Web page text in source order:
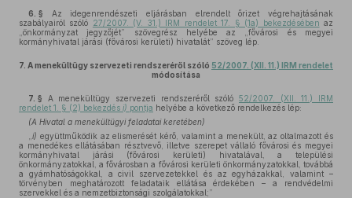
6. § Az idegenrendészeti eljárásban elrendelt őrizet végrehajtásának
szabályairól szóló 27/2007. (V. 31.) IRM rendelet 17. § (1a) bekezdésében az
„önkormányzat jegyzőjét” szövegrész helyébe az „fővárosi és megyei
kormányhivatal járási (fővárosi kerületi) hivatalát” szöveg lép.
7. A menekültügy szervezeti rendszeréről szóló 52/2007. (XII. 11.) IRM rendelet
módosítása
7. § A menekültügy szervezeti rendszeréről szóló 52/2007. (XII. 11.) IRM
rendelet 1. § (2) bekezdés i) pontja helyébe a következő rendelkezés lép:
(A Hivatal a menekültügyi feladatai keretében)
i) együttműködik az elismerését kérő, valamint a menekült, az oltalmazott és
a menedékes ellátásában résztvevő, illetve szerepet vállaló fővárosi és megyei
kormányhivatal járási (fővárosi kerületi) hivatalával, a települési
önkormányzatokkal, a fővárosban a fővárosi kerületi önkormányzatokkal, továbbá
a gyámhatóságokkal, a civil szervezetekkel és az egyházakkal, valamint –
törvényben meghatározott feladataik ellátása érdekében – a rendvédelmi
szervekkel és a nemzetbiztonsági szolgálatokkal;”